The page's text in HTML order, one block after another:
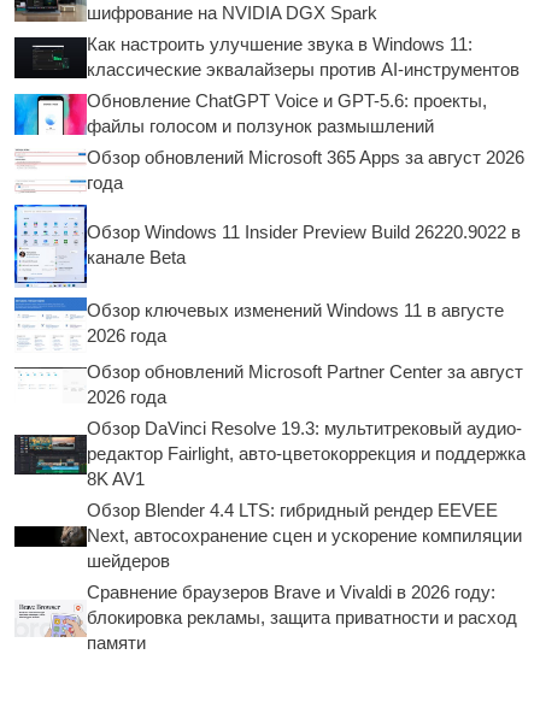
шифрование на NVIDIA DGX Spark
Как настроить улучшение звука в Windows 11:
классические эквалайзеры против AI-инструментов
Обновление ChatGPT Voice и GPT-5.6: проекты,
файлы голосом и ползунок размышлений
Обзор обновлений Microsoft 365 Apps за август 2026
года
Обзор Windows 11 Insider Preview Build 26220.9022 в
канале Beta
Обзор ключевых изменений Windows 11 в августе
2026 года
Обзор обновлений Microsoft Partner Center за август
2026 года
Обзор DaVinci Resolve 19.3: мультитрековый аудио-
редактор Fairlight, авто-цветокоррекция и поддержка
8K AV1
Обзор Blender 4.4 LTS: гибридный рендер EEVEE
Next, автосохранение сцен и ускорение компиляции
шейдеров
Сравнение браузеров Brave и Vivaldi в 2026 году:
блокировка рекламы, защита приватности и расход
памяти